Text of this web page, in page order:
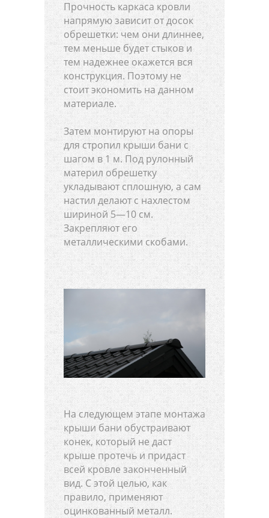
Прочность каркаса кровли
напрямую зависит от досок
обрешетки: чем они длиннее,
тем меньше будет стыков и
тем надежнее окажется вся
конструкция. Поэтому не
стоит экономить на данном
материале.
Затем монтируют на опоры
для стропил крыши бани с
шагом в 1 м. Под рулонный
материл обрешетку
укладывают сплошную, а сам
настил делают с нахлестом
шириной 5—10 см.
Закрепляют его
металлическими скобами.
На следующем этапе монтажа
крыши бани обустраивают
конек, который не даст
крыше протечь и придаст
всей кровле законченный
вид. С этой целью, как
правило, применяют
оцинкованный металл.